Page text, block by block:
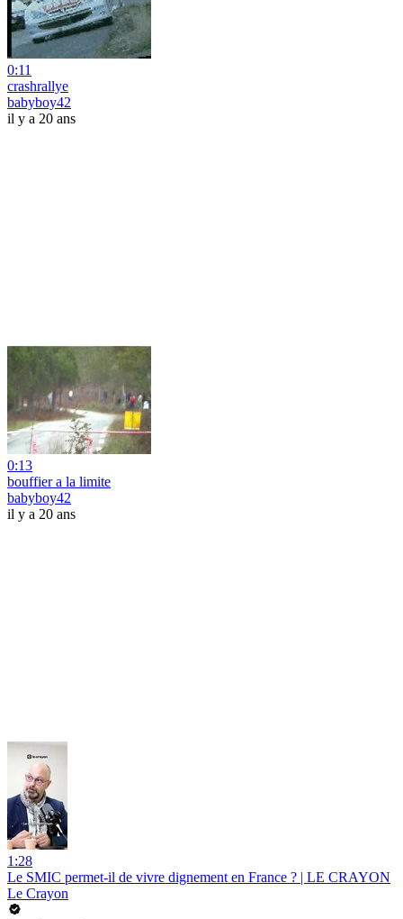
0:11
crashrallye
babyboy42
il y a 20 ans
0:13
bouffier a la limite
babyboy42
il y a 20 ans
1:28
Le SMIC permet-il de vivre dignement en France ? | LE CRAYON
Le Crayon